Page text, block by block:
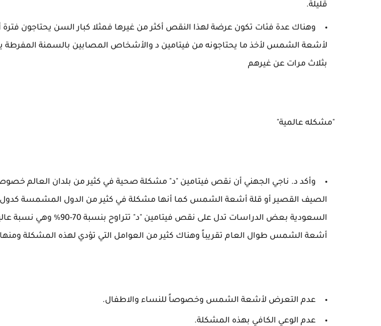
قليلة.
وهناك عدة فئات تكون عرضة لهذا النقص أكثر من غيرها فمثلا كبار السن يحتاجون
لأشعة الشمس لأخذ ما يحتاجونه من فيتامين د والأشخاص المصابين بالسمنة المفرطة
بثلاث مرات عن غيرهم
"مشكله عالمية"
وأكد د. ناجي الجهني أن نقص فيتامين "د" مشكلة صحية في كثير من بلدان العالم
الصيف القصير أو قلة أشعة الشمس كما أنها مشكلة في كثير من الدول المشمسة كدول
السعودية بعض الدراسات تدل على نقص فيتامين "د"
أشعة الشمس طوال العام تقريباً وهناك كثير من العوامل التي تؤدي لهذه المشكلة
عدم التعرض لأشعة الشمس وخصوصاً للنساء والاطفال.
عدم الوعي الكافي بهذه المشكلة.